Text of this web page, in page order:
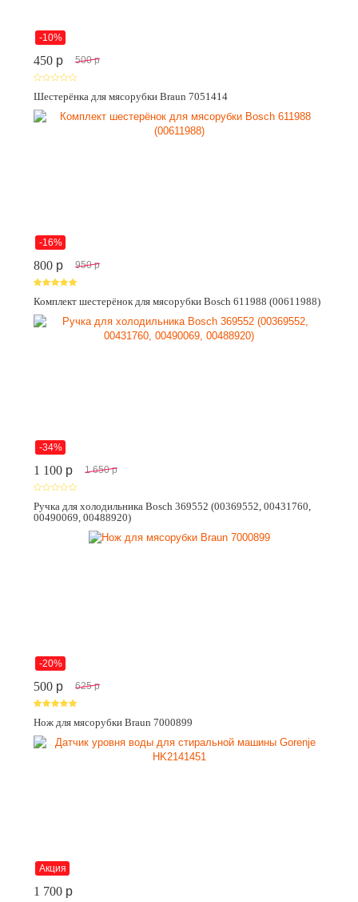
-10%
450 p 500 p
Шестерёнка для мясорубки Braun 7051414
-16%
800 p 950 p
Комплект шестерёнок для мясорубки Bosch 611988 (00611988)
-34%
1 100 p 1 650 p
Ручка для холодильника Bosch 369552 (00369552, 00431760,
00490069, 00488920)
-20%
500 p 625 p
Нож для мясорубки Braun 7000899
Акция
1 700 p